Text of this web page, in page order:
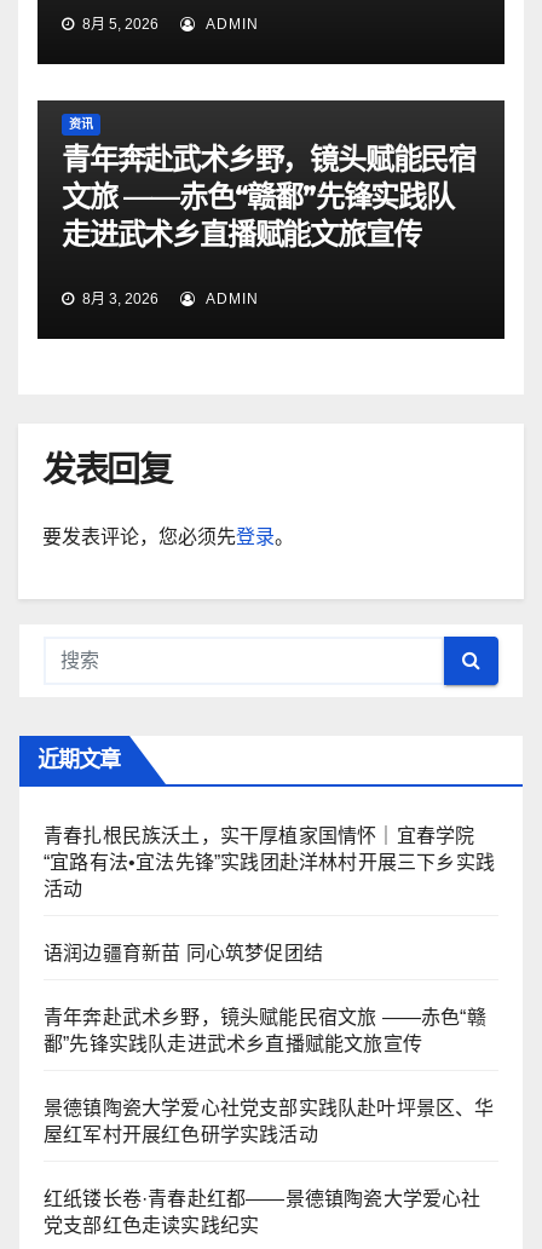
8月 5, 2026 ADMIN
资讯
青年奔赴武术乡野，镜头赋能民宿
文旅 ——赤色“赣鄱”先锋实践队
走进武术乡直播赋能文旅宣传
8月 3, 2026 ADMIN
发表回复
要发表评论，您必须先登录。
近期文章
青春扎根民族沃土，实干厚植家国情怀｜宜春学院
“宜路有法•宜法先锋”实践团赴洋林村开展三下乡实践
活动
语润边疆育新苗 同心筑梦促团结
青年奔赴武术乡野，镜头赋能民宿文旅 ——赤色“赣
鄱”先锋实践队走进武术乡直播赋能文旅宣传
景德镇陶瓷大学爱心社党支部实践队赴叶坪景区、华
屋红军村开展红色研学实践活动
红纸镂长卷·青春赴红都——景德镇陶瓷大学爱心社
党支部红色走读实践纪实